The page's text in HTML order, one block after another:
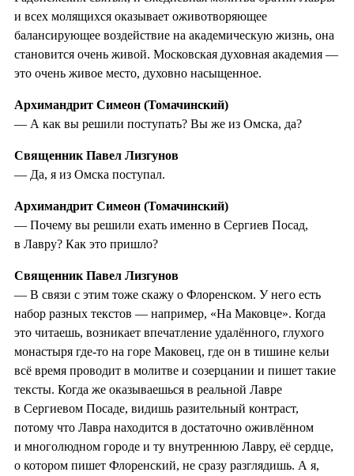
и всех молящихся оказывает оживотворяющее
балансирующее воздействие на академическую жизнь, она
становится очень живой. Московская духовная академия —
это очень живое место, духовно насыщенное.
Архимандрит Симеон (Томачинский)
— А как вы решили поступать? Вы же из Омска, да?
Священник Павел Лизгунов
— Да, я из Омска поступал.
Архимандрит Симеон (Томачинский)
— Почему вы решили ехать именно в Сергиев Посад,
в Лавру? Как это пришло?
Священник Павел Лизгунов
— В связи с этим тоже скажу о Флоренском. У него есть
набор разных текстов — например, «На Маковце». Когда
это читаешь, возникает впечатление удалённого, глухого
монастыря где-то на горе Маковец, где он в тишине кельи
всё время проводит в молитве и созерцании и пишет такие
тексты. Когда же оказываешься в реальной Лавре
в Сергиевом Посаде, видишь разительный контраст,
потому что Лавра находится в достаточно оживлённом
и многолюдном городе и ту внутреннюю Лавру, её сердце,
о котором пишет Флоренский, не сразу разглядишь. А я,